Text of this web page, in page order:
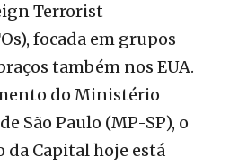
Terrorist
focada em grupos
também nos EUA.
do Ministério
São Paulo (MP-SP), o
da Capital hoje está